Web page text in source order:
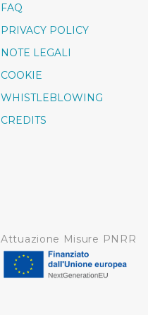
FAQ
PRIVACY POLICY
NOTE LEGALI
COOKIE
WHISTLEBLOWING
CREDITS
Attuazione Misure PNRR